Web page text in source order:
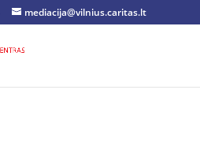
mediacija@vilnius.caritas.lt